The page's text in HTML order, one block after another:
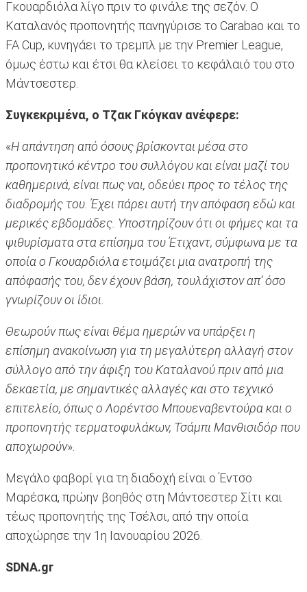
Γκουαρδιόλα λίγο πριν το φινάλε της σεζόν. Ο
Καταλανός προπονητής πανηγύρισε το Carabao και το
FA Cup, κυνηγάει το τρεμπλ με την Premier League,
όμως έστω και έτσι θα κλείσει το κεφάλαιό του στο
Μάντσεστερ.
Συγκεκριμένα, ο Τζακ Γκόγκαν ανέφερε:
«Η απάντηση από όσους βρίσκονται μέσα στο
προπονητικό κέντρο του συλλόγου και είναι μαζί του
καθημερινά, είναι πως ναι, οδεύει προς το τέλος της
διαδρομής του. Έχει πάρει αυτή την απόφαση εδώ και
μερικές εβδομάδες. Υποστηρίζουν ότι οι φήμες και τα
ψιθυρίσματα στα επίσημα του Έτιχαντ, σύμφωνα με τα
οποία ο Γκουαρδιόλα ετοιμάζει μια ανατροπή της
απόφασής του, δεν έχουν βάση, τουλάχιστον απ’ όσο
γνωρίζουν οι ίδιοι.
Θεωρούν πως είναι θέμα ημερών να υπάρξει η
επίσημη ανακοίνωση για τη μεγαλύτερη αλλαγή στον
σύλλογο από την άφιξη του Καταλανού πριν από μια
δεκαετία, με σημαντικές αλλαγές και στο τεχνικό
επιτελείο, όπως ο Λορέντσο Μπουεναβεντούρα και ο
προπονητής τερματοφυλάκων, Τσάμπι Μανθισιδόρ που
αποχωρούν».
Μεγάλο φαβορί για τη διαδοχή είναι ο Έντσο
Μαρέσκα, πρώην βοηθός στη Μάντσεστερ Σίτι και
τέως προπονητής της Τσέλσι, από την οποία
αποχώρησε την 1η Ιανουαρίου 2026.
SDNA.gr